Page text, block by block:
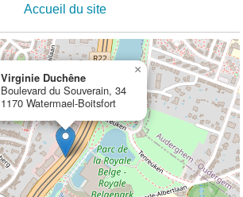
Accueil du site
Virginie Duchêne
Boulevard du Souverain, 34
1170 Watermael-Boitsfort
×